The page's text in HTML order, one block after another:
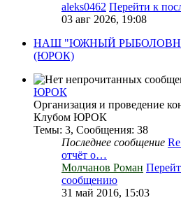
aleks0462 Перейти к
03 авг 2026, 19:08
НАШ "ЮЖНЫЙ
(ЮРОК)
ЮРОК
Организация и проведение
Клубом ЮРОК
Темы: 3, Сообщения: 38
Последнее сообщение
отчёт о…
Молчанов Роман
сообщению
31 май 2016, 15:03